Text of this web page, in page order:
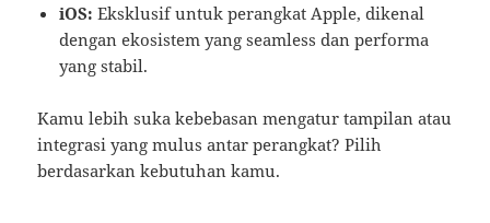
iOS: Eksklusif untuk perangkat Apple, dikenal
dengan ekosistem yang seamless dan performa
yang stabil.
Kamu lebih suka kebebasan mengatur tampilan atau
integrasi yang mulus antar perangkat? Pilih
berdasarkan kebutuhan kamu.